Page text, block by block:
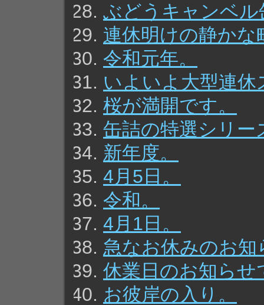
ぶどうキャンベ
連休明けの静かな
令和元年。
いよいよ大型連
桜が満開です。
缶詰の特選シリー
新年度。
4月5日。
令和。
4月1日。
急なお休みのお知
休業日のお知らせ
お彼岸の入り。